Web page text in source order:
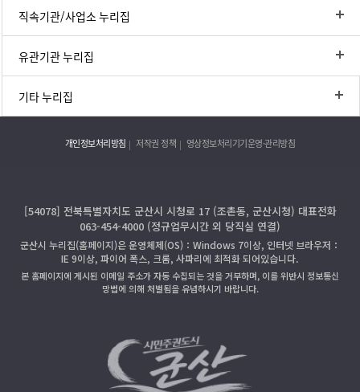
직속기관/사업소 누리집
유관기관 누리집
기타 누리집
개인정보처리방침 저작권 정책 영상정보처리기기운영·관리방침
[54078] 전북특별자치도 군산시 시청로 17 (조촌동, 군산시청) 대표전화
063-454-4000 (정규업무시간 외 당직실 연결)
군산시 누리집(홈페이지)은 운영체제(OS)：Windows 7이상, 인터넷 브라우저：
IE 9이상, 파이어 폭스, 크롬, 사파리에 최적화 되어있습니다.
본 홈페이지에 게시된 이메일 주소가 자동 수집되는 것을 거부하며, 이를 위반시 정보통신
망법에 의해 처벌됨을 유념하시기 바랍니다.